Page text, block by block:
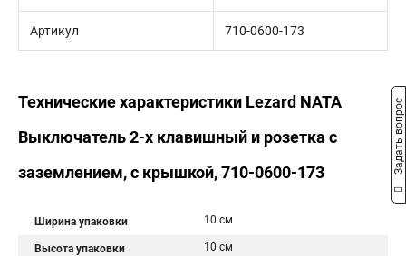
Артикул 710-0600-173
Технические характеристики Lezard NATA
Выключатель 2-х клавишный и розетка с
заземлением, с крышкой, 710-0600-173
Ширина упаковки 10 см
Высота упаковки 10 см
Задать вопрос